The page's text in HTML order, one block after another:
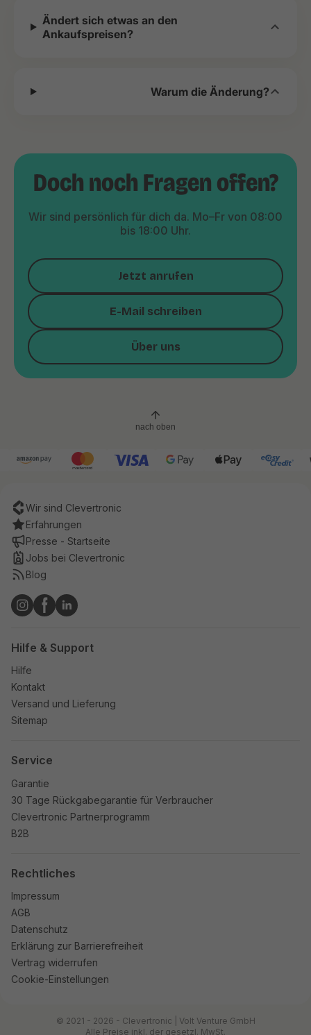
Ändert sich etwas an den
Ankaufspreisen?
Warum die Änderung?
Doch noch Fragen offen?
Wir sind persönlich für dich da. Mo–Fr von 08:00
bis 18:00 Uhr.
Jetzt anrufen
E-Mail schreiben
Über uns
nach oben
Wir sind Clevertronic
Erfahrungen
Presse - Startseite
Jobs bei Clevertronic
Blog
Hilfe & Support
Hilfe
Kontakt
Versand und Lieferung
Sitemap
Service
Garantie
30 Tage Rückgabegarantie für Verbraucher
Clevertronic Partnerprogramm
B2B
Rechtliches
Impressum
AGB
Datenschutz
Erklärung zur Barrierefreiheit
Vertrag widerrufen
Cookie-Einstellungen
© 2021 - 2026 - Clevertronic | Volt Venture GmbH
Alle Preise inkl. der gesetzl. MwSt.